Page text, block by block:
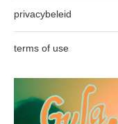
privacybeleid
terms of use